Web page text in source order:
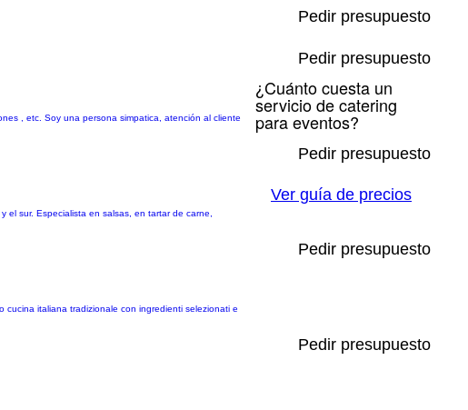
Pedir presupuesto
, etc. Soy una persona simpatica, atención al cliente
Pedir presupuesto
sur. Especialista en salsas, en tartar de carne,
Pedir presupuesto
italiana tradizionale con ingredienti selezionati e
Pedir presupuesto
Pedir presupuesto
¿Cuánto cuesta un
servicio de catering
para eventos?
Ver guía de precios